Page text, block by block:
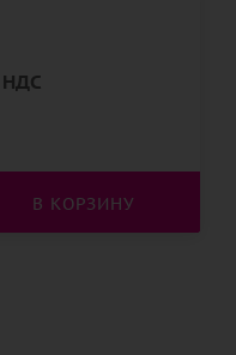
НДС
В КОРЗИНУ